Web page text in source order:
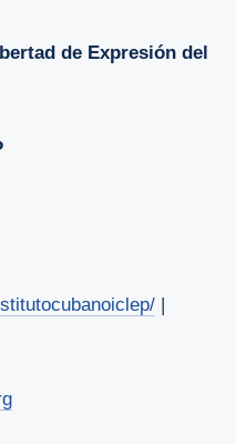
de Expresión del
|